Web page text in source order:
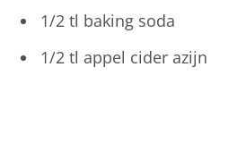
1/2 tl baking soda
1/2 tl appel cider azijn